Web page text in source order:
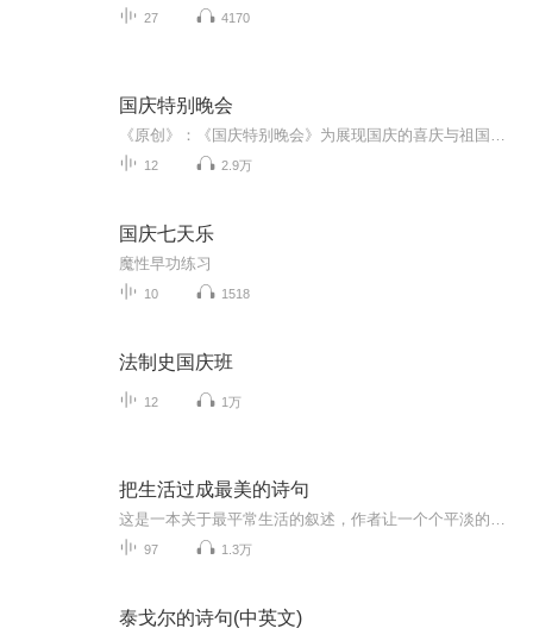
27 4170
国庆特别晚会
12 2.9万
国庆七天乐
魔性早功练习
10 1518
法制史国庆班
12 1万
把生活过成最美的诗句
97 1.3万
泰戈尔的诗句(中英文)